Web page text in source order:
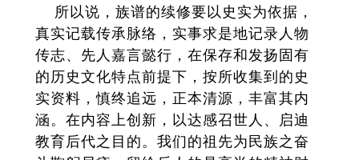
所以说，族谱的续修要以史实为依据，
真实记载传承脉络，实事求是地记录人物
传志、先人嘉言懿行，在保存和发扬固有
的历史文化特点前提下，按所收集到的史
实资料，慎终追远，正本清源，丰富其内
涵。在内容上创新，以达感召世人、启迪
教育后代之目的。我们的祖先为民族之奋